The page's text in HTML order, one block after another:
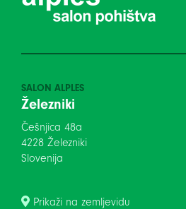
SALON ALPLES
Železniki
Češnjica 48a
4228 Železniki
Slovenija
Prikaži na zemljevidu